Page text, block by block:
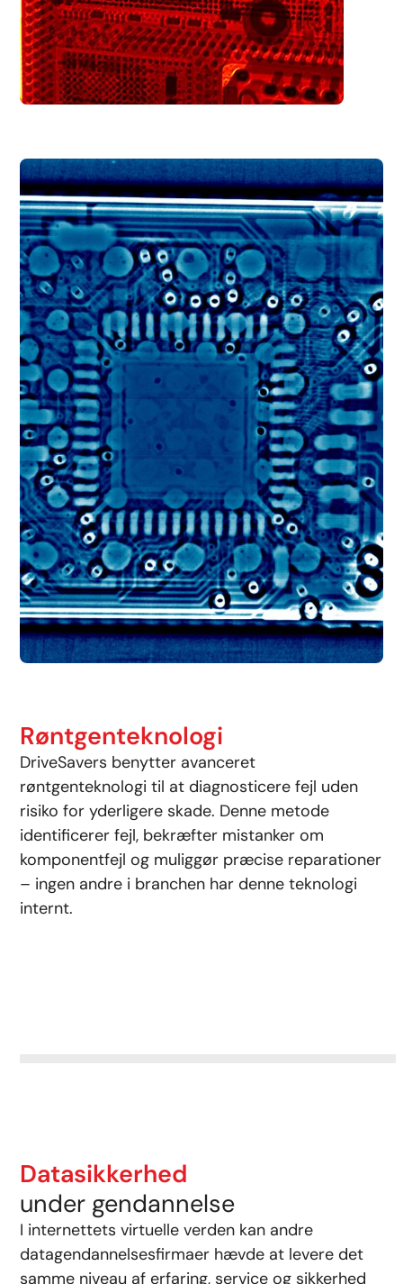
Røntgenteknologi
DriveSavers benytter avanceret
røntgenteknologi til at diagnosticere fejl uden
risiko for yderligere skade. Denne metode
identificerer fejl, bekræfter mistanker om
komponentfejl og muliggør præcise reparationer
– ingen andre i branchen har denne teknologi
internt.
Datasikkerhed
under gendannelse
I internettets virtuelle verden kan andre
datagendannelsesfirmaer hævde at levere det
samme niveau af erfaring, service og sikkerhed